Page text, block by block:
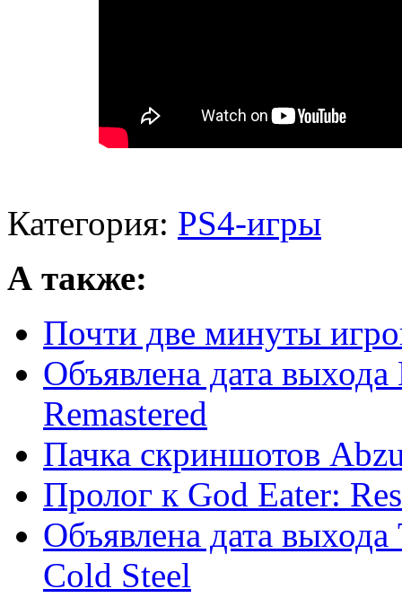
Категория: PS4-игры
А также:
Почти две минуты
Объявлена дата
Remastered
Пачка скриншотов
Пролог к God Eater:
Объявлена дата
Cold Steel